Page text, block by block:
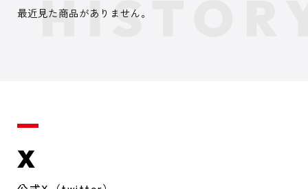
最近見た商品がありません。
X